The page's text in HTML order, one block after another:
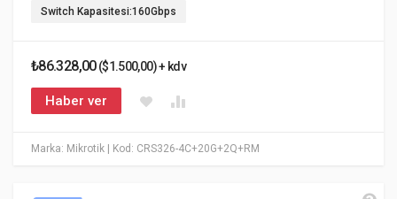
Marka: Mikrotik | Kod: CRS326-4C+20G+2Q+RM
Switch Kapasitesi:160Gbps
₺86.328,00($1.500,00) + kdv
Haber ver